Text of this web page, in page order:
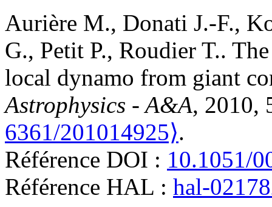
Aurière M., Donati J.-F.,
G., Petit P., Roudier T..
local dynamo from giant
Astrophysics - A&A, 2010,
6361/201014925⟩.
Référence DOI : 10.1051/
Référence HAL : hal-